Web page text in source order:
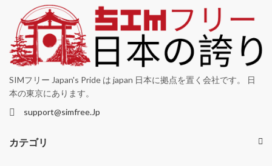
SIMフリー Japan's Pride は japan 日本に拠点を置く会社です。 日
本の東京にあります。
support@simfree.Jp
カテゴリ